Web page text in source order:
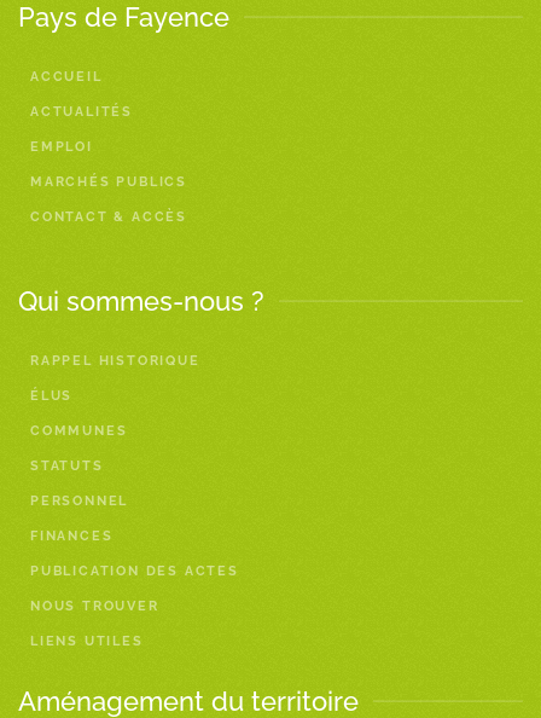
Pays de Fayence
ACCUEIL
ACTUALITÉS
EMPLOI
MARCHÉS PUBLICS
CONTACT & ACCÈS
Qui sommes-nous ?
RAPPEL HISTORIQUE
ÉLUS
COMMUNES
STATUTS
PERSONNEL
FINANCES
PUBLICATION DES ACTES
NOUS TROUVER
LIENS UTILES
Aménagement du territoire